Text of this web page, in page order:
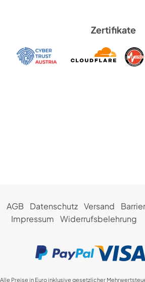
Zertifikate
AGB Datenschutz Versand
Impressum
Widerrufsbelehrung
Alle Preise in Euro inklusive gesetzlicher